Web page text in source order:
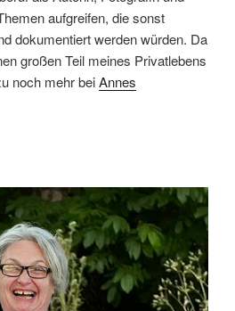
aufgreifen, die sonst
dokumentiert werden würden. Da
großen Teil meines Privatlebens
noch mehr beiAnnes